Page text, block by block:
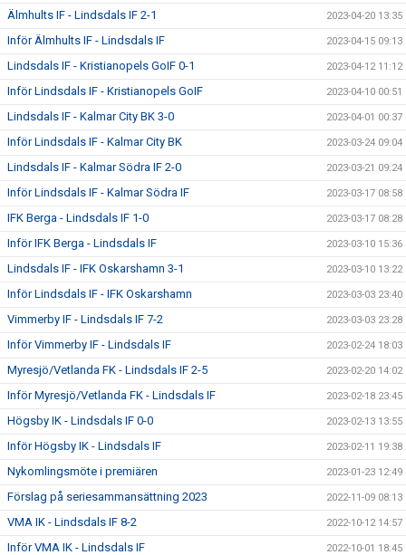
Älmhults IF - Lindsdals IF 2-1 2023-04-20 13:35
Inför Älmhults IF - Lindsdals IF 2023-04-15 09:13
Lindsdals IF - Kristianopels GoIF 0-1 2023-04-12 11:12
Inför Lindsdals IF - Kristianopels GoIF 2023-04-10 00:51
Lindsdals IF - Kalmar City BK 3-0 2023-04-01 00:37
Inför Lindsdals IF - Kalmar City BK 2023-03-24 09:04
Lindsdals IF - Kalmar Södra IF 2-0 2023-03-21 09:24
Inför Lindsdals IF - Kalmar Södra IF 2023-03-17 08:58
IFK Berga - Lindsdals IF 1-0 2023-03-17 08:28
Inför IFK Berga - Lindsdals IF 2023-03-10 15:36
Lindsdals IF - IFK Oskarshamn 3-1 2023-03-10 13:22
Inför Lindsdals IF - IFK Oskarshamn 2023-03-03 23:40
Vimmerby IF - Lindsdals IF 7-2 2023-03-03 23:28
Inför Vimmerby IF - Lindsdals IF 2023-02-24 18:03
Myresjö/Vetlanda FK - Lindsdals IF 2-5 2023-02-20 14:02
Inför Myresjö/Vetlanda FK - Lindsdals IF 2023-02-18 23:45
Högsby IK - Lindsdals IF 0-0 2023-02-13 13:55
Inför Högsby IK - Lindsdals IF 2023-02-11 19:38
Nykomlingsmöte i premiären 2023-01-23 12:49
Förslag på seriesammansättning 2023 2022-11-09 08:13
VMA IK - Lindsdals IF 8-2 2022-10-12 14:57
Inför VMA IK - Lindsdals IF 2022-10-01 18:45